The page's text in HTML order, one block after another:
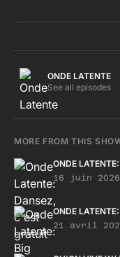
ONDE LATENTE
See all episodes
MORE FROM THIS
ONDE
16 juin 2026
ONDE
21 avril